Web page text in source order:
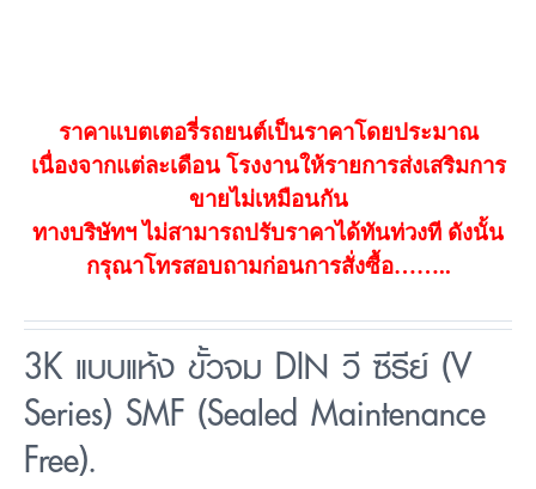
ราคาแบตเตอรี่รถยนต์เป็นราคาโดยประมาณ
เนื่องจากแต่ละเดือน โรงงานให้รายการส่งเสริมการ
ขายไม่เหมือนกัน
ทางบริษัทฯ ไม่สามารถปรับราคาได้ทันท่วงที ดังนั้น
กรุณาโทรสอบถามก่อนการสั่งซื้อ……..
3K แบบแห้ง ขั้วจม DIN วี ซีรีย์ (V
Series) SMF (Sealed Maintenance
Free).